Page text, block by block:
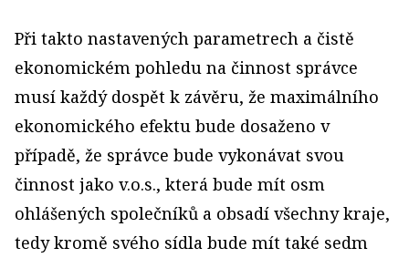
Při takto nastavených parametrech a čistě
ekonomickém pohledu na činnost správce
musí každý dospět k závěru, že maximálního
ekonomického efektu bude dosaženo v
případě, že správce bude vykonávat svou
činnost jako v.o.s., která bude mít osm
ohlášených společníků a obsadí všechny kraje,
tedy kromě svého sídla bude mít také sedm